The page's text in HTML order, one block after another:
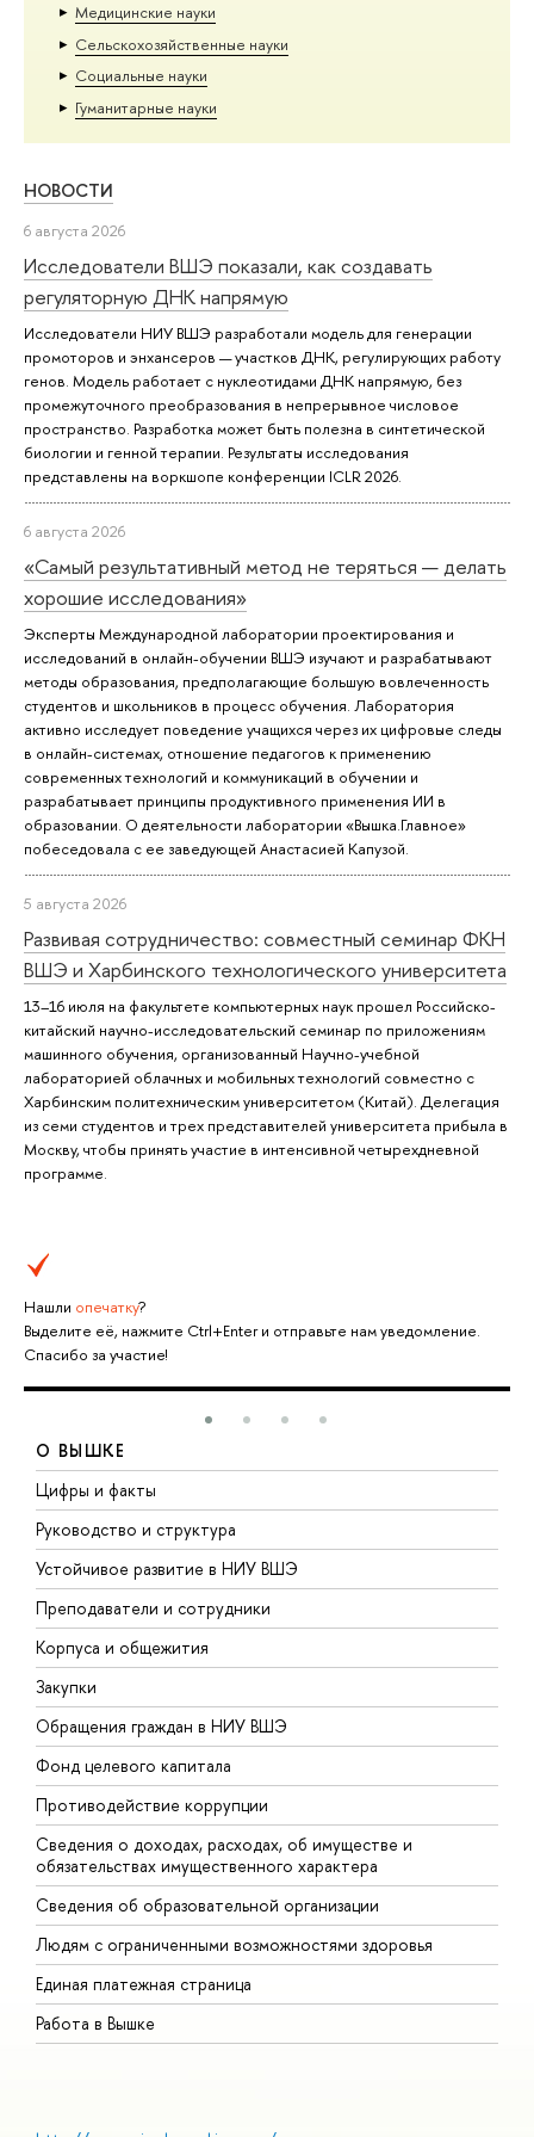
Медицинские науки
Сельскохозяйственные науки
Социальные науки
Гуманитарные науки
НОВОСТИ
6 августа 2026
Исследователи ВШЭ показали, как создавать
регуляторную ДНК напрямую
Исследователи НИУ ВШЭ разработали модель для генерации
промоторов и энхансеров — участков ДНК, регулирующих работу
генов. Модель работает с нуклеотидами ДНК напрямую, без
промежуточного преобразования в непрерывное числовое
пространство. Разработка может быть полезна в синтетической
биологии и генной терапии. Результаты исследования
представлены на воркшопе конференции ICLR 2026.
6 августа 2026
«Самый результативный метод не теряться — делать
хорошие исследования»
Эксперты Международной лаборатории проектирования и
исследований в онлайн-обучении ВШЭ изучают и разрабатывают
методы образования, предполагающие большую вовлеченность
студентов и школьников в процесс обучения. Лаборатория
активно исследует поведение учащихся через их цифровые следы
в онлайн-системах, отношение педагогов к применению
современных технологий и коммуникаций в обучении и
разрабатывает принципы продуктивного применения ИИ в
образовании. О деятельности лаборатории «Вышка.Главное»
побеседовала с ее заведующей Анастасией Капузой.
5 августа 2026
Развивая сотрудничество: совместный семинар ФКН
ВШЭ и Харбинского технологического университета
13–16 июля на факультете компьютерных наук прошел Российско-
китайский научно-исследовательский семинар по приложениям
машинного обучения, организованный Научно-учебной
лабораторией облачных и мобильных технологий совместно с
Харбинским политехническим университетом (Китай). Делегация
из семи студентов и трех представителей университета прибыла в
Москву, чтобы принять участие в интенсивной четырехдневной
программе.
Нашли опечатку?
Выделите её, нажмите Ctrl+Enter и отправьте нам уведомление.
Спасибо за участие!
О ВЫШКЕ
Цифры и факты
Руководство и структура
Устойчивое развитие в НИУ ВШЭ
Преподаватели и сотрудники
Корпуса и общежития
Закупки
Обращения граждан в НИУ ВШЭ
Фонд целевого капитала
Противодействие коррупции
Сведения о доходах, расходах, об имуществе и
обязательствах имущественного характера
Сведения об образовательной организации
Людям с ограниченными возможностями здоровья
Единая платежная страница
Работа в Вышке